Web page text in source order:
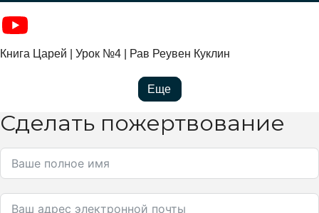
Книга Царей | Урок №4 | Рав Реувен Куклин
Еще
Сделать пожертвование